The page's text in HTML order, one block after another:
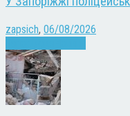
zapsich, 06/08/2026